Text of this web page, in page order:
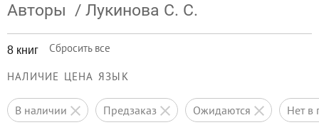
Авторы / Лукинова С. С.
8 книг Сбросить все
НАЛИЧИЕ ЦЕНА ЯЗЫК
в наличии предзаказ ожидаются нет